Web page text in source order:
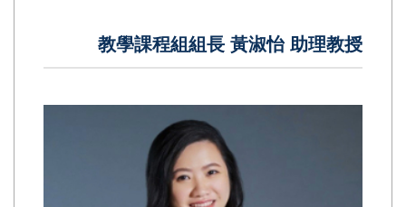
教學課程組組長 黃淑怡 助理教授